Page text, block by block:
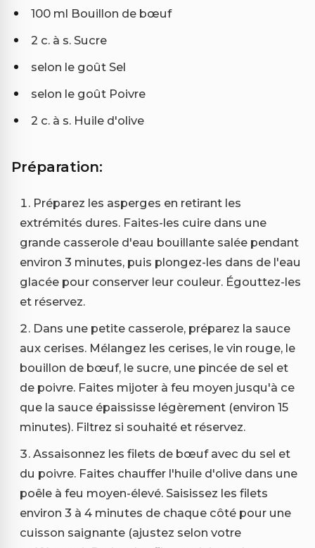
100 ml Bouillon de bœuf
2 c. à s. Sucre
selon le goût Sel
selon le goût Poivre
2 c. à s. Huile d'olive
Préparation:
Préparez les asperges en retirant les
extrémités dures. Faites-les cuire dans une
grande casserole d'eau bouillante salée pendant
environ 3 minutes, puis plongez-les dans de l'eau
glacée pour conserver leur couleur. Égouttez-les
et réservez.
Dans une petite casserole, préparez la sauce
aux cerises. Mélangez les cerises, le vin rouge, le
bouillon de bœuf, le sucre, une pincée de sel et
de poivre. Faites mijoter à feu moyen jusqu'à ce
que la sauce épaississe légèrement (environ 15
minutes). Filtrez si souhaité et réservez.
Assaisonnez les filets de bœuf avec du sel et
du poivre. Faites chauffer l'huile d'olive dans une
poêle à feu moyen-élevé. Saisissez les filets
environ 3 à 4 minutes de chaque côté pour une
cuisson saignante (ajustez selon votre